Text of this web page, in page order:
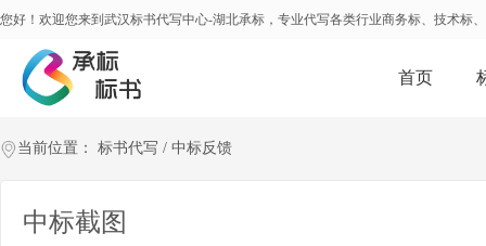
您好！欢迎您来到武汉标书代写中心-湖北承标，专业代写各类行业商务标、技术标
首页
当前位置： 标书代写 / 中标反馈
中标截图